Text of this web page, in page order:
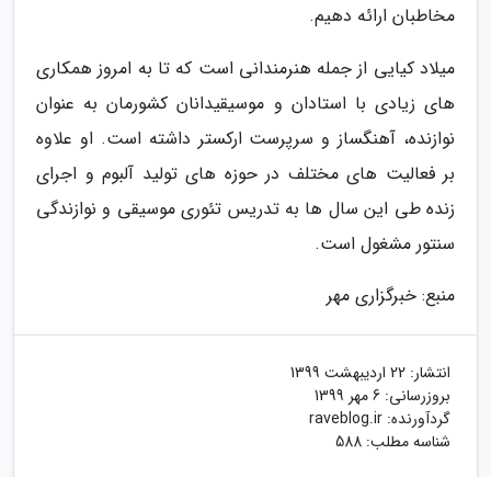
مخاطبان ارائه دهیم.
میلاد کیایی از جمله هنرمندانی است که تا به امروز همکاری
های زیادی با استادان و موسیقیدانان کشورمان به عنوان
نوازنده، آهنگساز و سرپرست ارکستر داشته است. او علاوه
بر فعالیت های مختلف در حوزه های تولید آلبوم و اجرای
زنده طی این سال ها به تدریس تئوری موسیقی و نوازندگی
سنتور مشغول است.
منبع: خبرگزاری مهر
انتشار: 22 اردیبهشت 1399
بروزرسانی: 6 مهر 1399
گردآورنده: raveblog.ir
شناسه مطلب: 588